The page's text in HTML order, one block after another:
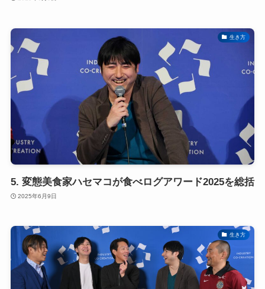
生き方
5. 変態美食家ハセマコが食べログアワード2025を総括
2025年6月9日
生き方